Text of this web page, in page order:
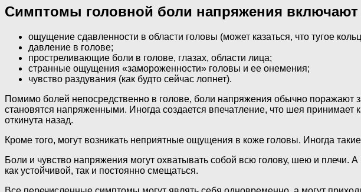
Симптомы головной боли напряжения включают
ощущение сдавленности в области головы (может казаться, что тугое
давление в голове;
простреливающие боли в голове, глазах, области лица;
странные ощущения «замороженности» головы и ее онемения;
чувство раздувания (как будто сейчас лопнет).
Помимо болей непосредственно в голове, боли напряжения обычно поражают
становятся напряженными. Иногда создается впечатление, что шея
откинута назад.
Кроме того, могут возникать неприятные ощущения в коже головы. Иногда
Боли и чувство напряжения могут охватывать собой всю голову, шею и плечи.
как устойчивой, так и постоянно смещаться.